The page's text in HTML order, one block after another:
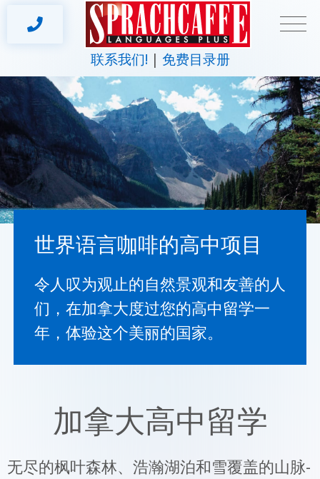
联系我们! 免费目录册
世界语言咖啡的高中项目
令人叹为观止的自然景观和友善的人
们，在加拿大度过您的高中留学一
年，体验这个美丽的国家。
加拿大高中留学
无尽的枫叶森林、浩瀚湖泊和雪覆盖的山脉-